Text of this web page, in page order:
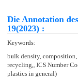
Die Annotation
19(2023) :
Keywords:
bulk density, composition,
recycling,, ICS Number
plastics in general)